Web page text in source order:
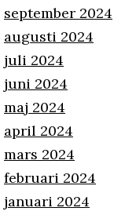
september 2024
augusti 2024
juli 2024
juni 2024
maj 2024
april 2024
mars 2024
februari 2024
januari 2024